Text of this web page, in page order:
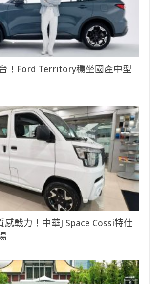
！Ford Territory穩坐國產中型
感戰力！中華J Space Cossi特仕